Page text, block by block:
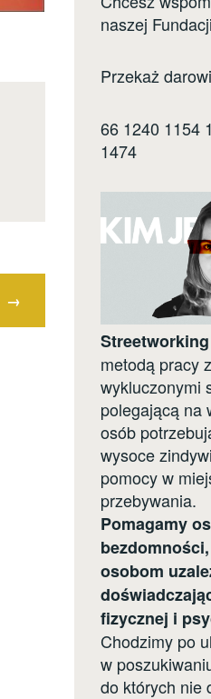
naszej
Przekaż
66 1240 1154
1474
Streetworking
metodą pracy
wykluczonymi
polegającą na
osób
wysoce
pomocy w
przebywania.
Pomagamy
osobom
fizycznej i
Chodzimy po
w
do których nie